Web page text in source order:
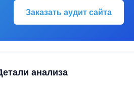
Заказать аудит сайта
анализа